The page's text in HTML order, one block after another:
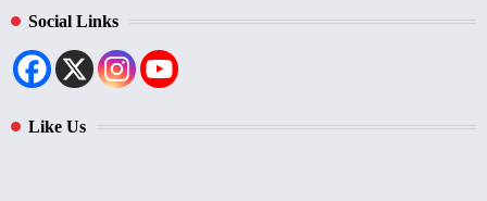
Social Links
Like Us